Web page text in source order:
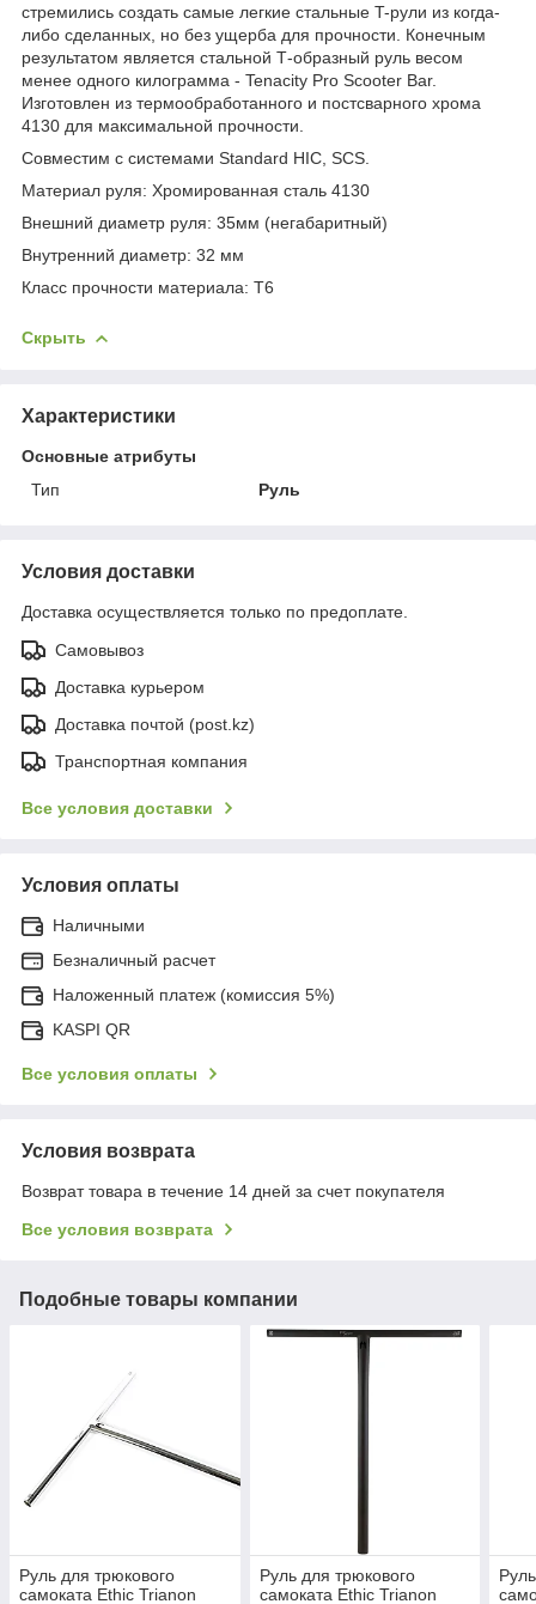
стремились создать самые легкие стальные T-рули из когда-
либо сделанных, но без ущерба для прочности. Конечным
результатом является стальной Т-образный руль весом
менее одного килограмма - Tenacity Pro Scooter Bar.
Изготовлен из термообработанного и постсварного хрома
4130 для максимальной прочности.
Совместим с системами Standard HIC, SCS.
Материал руля: Хромированная сталь 4130
Внешний диаметр руля: 35мм (негабаритный)
Внутренний диаметр: 32 мм
Класс прочности материала: T6
Скрыть
Характеристики
Основные атрибуты
Тип
Руль
Условия доставки
Доставка осуществляется только по предоплате.
Самовывоз
Доставка курьером
Доставка почтой (post.kz)
Транспортная компания
Все условия доставки
Условия оплаты
Наличными
Безналичный расчет
Наложенный платеж (комиссия 5%)
KASPI QR
Все условия оплаты
Условия возврата
Возврат товара в течение 14 дней за счет покупателя
Все условия возврата
Подобные товары компании
Руль для трюкового
самоката Ethic Trianon
Руль для трюкового
самоката Ethic Trianon